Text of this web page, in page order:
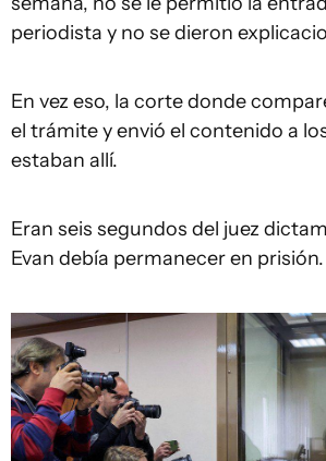
periodista y no se dieron
En vez eso, la corte donde
el trámite y envió el contenido a
estaban allí.
Eran seis segundos del juez
Evan debía permanecer en prisión.